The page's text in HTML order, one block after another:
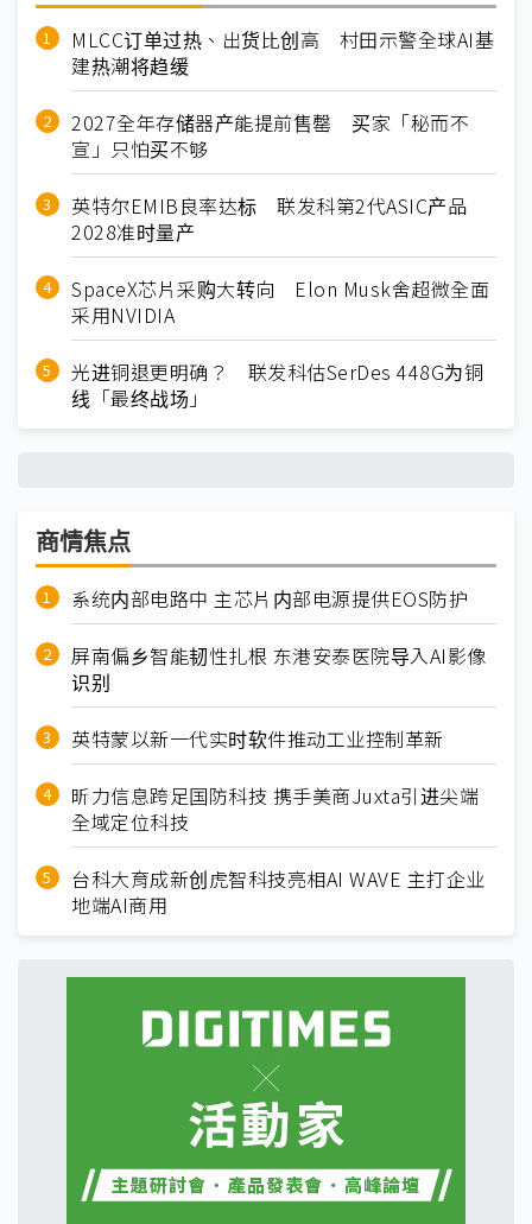
MLCC订单过热、出货比创高 村田示警全球AI基
建热潮将趋缓
2027全年存储器产能提前售罄 买家「秘而不
宣」只怕买不够
英特尔EMIB良率达标 联发科第2代ASIC产品
2028准时量产
SpaceX芯片采购大转向 Elon Musk舍超微全面
采用NVIDIA
光进铜退更明确？ 联发科估SerDes 448G为铜
线「最终战场」
商情焦点
系统内部电路中 主芯片内部电源提供EOS防护
屏南偏乡智能韧性扎根 东港安泰医院导入AI影像
识别
英特蒙以新一代实时软件推动工业控制革新
昕力信息跨足国防科技 携手美商Juxta引进尖端
全域定位科技
台科大育成新创虎智科技亮相AI WAVE 主打企业
地端AI商用